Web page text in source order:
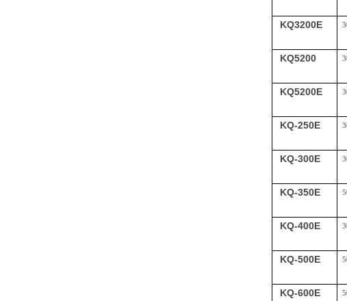
KQ3200E
KQ5200
KQ5200E
KQ-250E
KQ-300E
KQ-350E
KQ-400E
KQ-500E
KQ-600E